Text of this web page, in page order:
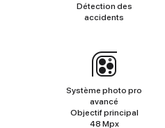
Détection des
accidents
Appareil
Système photo pro
avancé
Objectif principal
48 Mpx